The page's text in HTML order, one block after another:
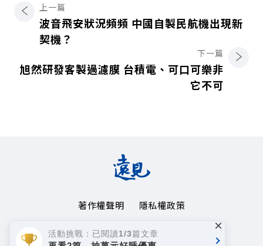
上一篇
波音飛安狀況頻頻 中國自製民航機出現新
契機？
下一篇
旭然研發客製過濾膜 台積電、可口可樂非
它不可
著作權聲明
隱私權政策
Copyright© 1999~2026
遠見天下文化事業群. All rights reserved.
活動挑戰：已閱讀1/3篇文章 ×